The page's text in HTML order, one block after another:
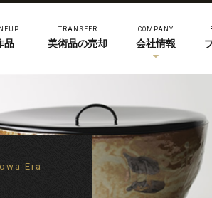
品
TRANSFER
美術品の売却
COMPANY
会社情報
Era